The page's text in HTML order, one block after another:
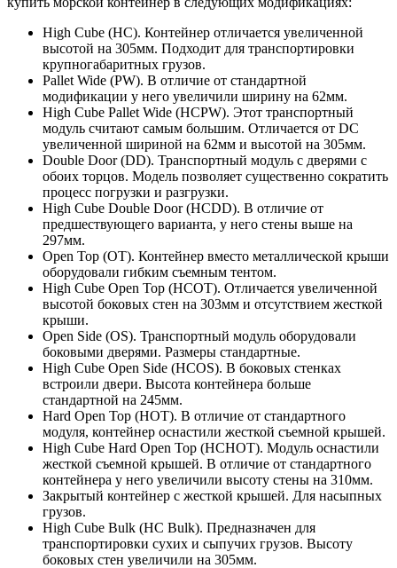
High Cube (HC). Контейнер отличается увеличенной
высотой на 305мм. Подходит для транспортировки
крупногабаритных грузов.
Pallet Wide (PW). В отличие от стандартной
модификации у него увеличили ширину на 62мм.
High Cube Pallet Wide (HCPW). Этот транспортный
модуль считают самым большим. Отличается от DC
увеличенной шириной на 62мм и высотой на 305мм.
Double Door (DD). Транспортный модуль с дверями с
обоих торцов. Модель позволяет существенно сократить
процесс погрузки и разгрузки.
High Cube Double Door (HCDD). В отличие от
предшествующего варианта, у него стены выше на
297мм.
Open Top (OT). Контейнер вместо металлической крыши
оборудовали гибким съемным тентом.
High Cube Open Top (HCOT). Отличается увеличенной
высотой боковых стен на 303мм и отсутствием жесткой
крыши.
Open Side (OS). Транспортный модуль оборудовали
боковыми дверями. Размеры стандартные.
High Cube Open Side (HCOS). В боковых стенках
встроили двери. Высота контейнера больше
стандартной на 245мм.
Hard Open Top (HOT). В отличие от стандартного
модуля, контейнер оснастили жесткой съемной крышей.
High Cube Hard Open Top (HCHOT). Модуль оснастили
жесткой съемной крышей. В отличие от стандартного
контейнера у него увеличили высоту стены на 310мм.
Закрытый контейнер с жесткой крышей. Для насыпных
грузов.
High Cube Bulk (HC Bulk). Предназначен для
транспортировки сухих и сыпучих грузов. Высоту
боковых стен увеличили на 305мм.